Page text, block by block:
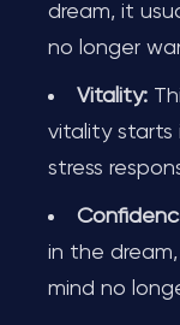
dream, it
no longer
Vitality:
vitality starts
stress
in the
mind no